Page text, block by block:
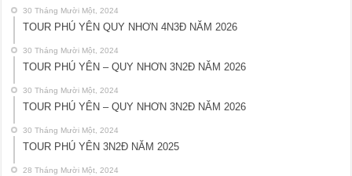
30 Tháng Mười Một, 2024
TOUR PHÚ YÊN QUY NHƠN 4N3Đ NĂM 2026
30 Tháng Mười Một, 2024
TOUR PHÚ YÊN – QUY NHƠN 3N2Đ NĂM 2026
30 Tháng Mười Một, 2024
TOUR PHÚ YÊN – QUY NHƠN 3N2Đ NĂM 2026
30 Tháng Mười Một, 2024
TOUR PHÚ YÊN 3N2Đ NĂM 2025
28 Tháng Mười Một, 2024